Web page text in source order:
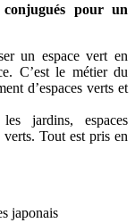
pour un
un espace vert en
C’est le métier du
d’espaces verts et
jardins, espaces
Tout est pris en
japonais